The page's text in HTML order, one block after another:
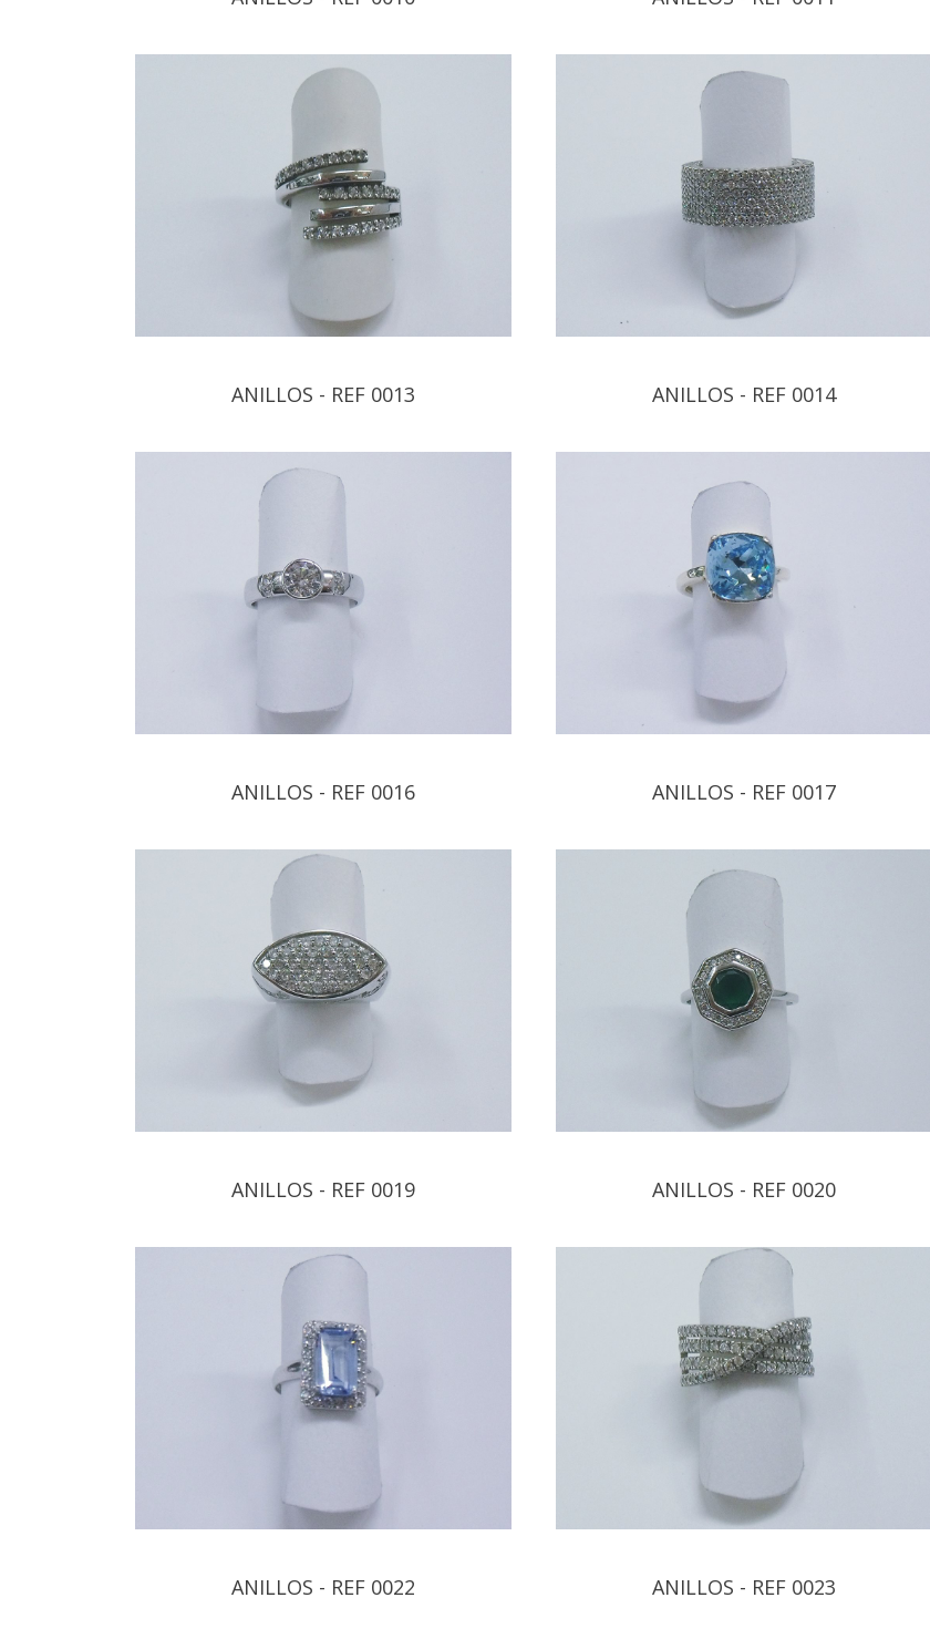
ANILLOS - REF 0013 ANILLOS - REF 0014
ANILLOS - REF 0016 ANILLOS - REF 0017
ANILLOS - REF 0019 ANILLOS - REF 0020
ANILLOS - REF 0022 ANILLOS - REF 0023